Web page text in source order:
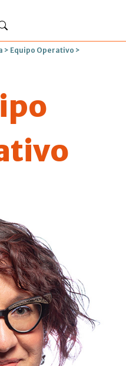
> Equipo Operativo >